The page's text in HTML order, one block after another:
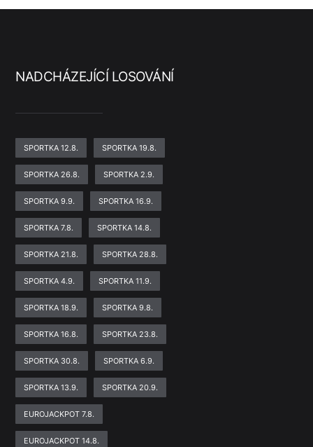
NADCHÁZEJÍCÍ LOSOVÁNÍ
SPORTKA 12.8. SPORTKA 19.8.
SPORTKA 26.8. SPORTKA 2.9.
SPORTKA 9.9. SPORTKA 16.9.
SPORTKA 7.8. SPORTKA 14.8.
SPORTKA 21.8. SPORTKA 28.8.
SPORTKA 4.9. SPORTKA 11.9.
SPORTKA 18.9. SPORTKA 9.8.
SPORTKA 16.8. SPORTKA 23.8.
SPORTKA 30.8. SPORTKA 6.9.
SPORTKA 13.9. SPORTKA 20.9.
EUROJACKPOT 7.8.
EUROJACKPOT 14.8.